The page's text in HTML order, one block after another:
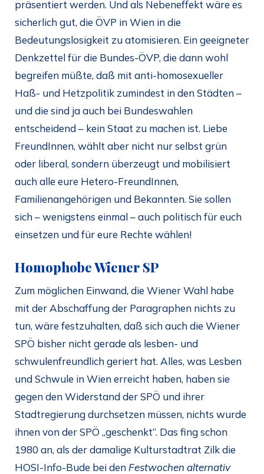
präsentiert werden. Und als Nebeneffekt wäre es
sicherlich gut, die ÖVP in Wien in die
Bedeutungslosigkeit zu atomisieren. Ein geeigneter
Denkzettel für die Bundes-ÖVP, die dann wohl
begreifen müßte, daß mit anti-homosexueller
Haß- und Hetzpolitik zumindest in den Städten –
und die sind ja auch bei Bundeswahlen
entscheidend – kein Staat zu machen ist. Liebe
FreundInnen, wählt aber nicht nur selbst grün
oder liberal, sondern überzeugt und mobilisiert
auch alle eure Hetero-FreundInnen,
Familienangehörigen und Bekannten. Sie sollen
sich – wenigstens einmal – auch politisch für euch
einsetzen und für eure Rechte wählen!
Homophobe Wiener SP
Zum möglichen Einwand, die Wiener Wahl habe
mit der Abschaffung der Paragraphen nichts zu
tun, wäre festzuhalten, daß sich auch die Wiener
SPÖ bisher nicht gerade als lesben- und
schwulenfreundlich geriert hat. Alles, was Lesben
und Schwule in Wien erreicht haben, haben sie
gegen den Widerstand der SPÖ und ihrer
Stadtregierung durchsetzen müssen, nichts wurde
ihnen von der SPÖ „geschenkt“. Das fing schon
1980 an, als der damalige Kulturstadtrat Zilk die
HOSI-Info-Bude bei denFestwochen alternativ